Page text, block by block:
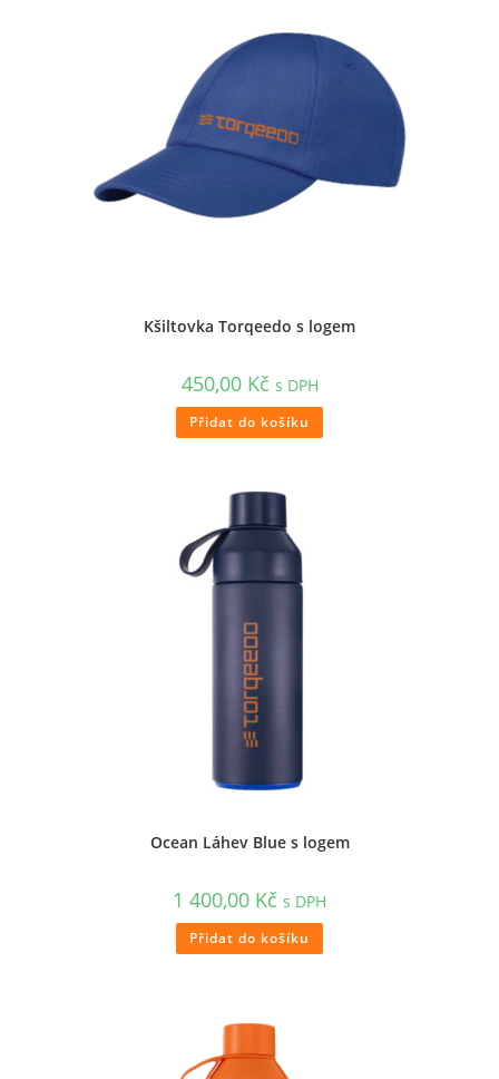
Kšiltovka Torqeedo s logem
450,00 Kč s DPH
Přidat do košíku
Ocean Láhev Blue s logem
1 400,00 Kč s DPH
Přidat do košíku